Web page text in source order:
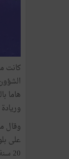
هاما
على